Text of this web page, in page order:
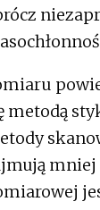
metodą
mniej